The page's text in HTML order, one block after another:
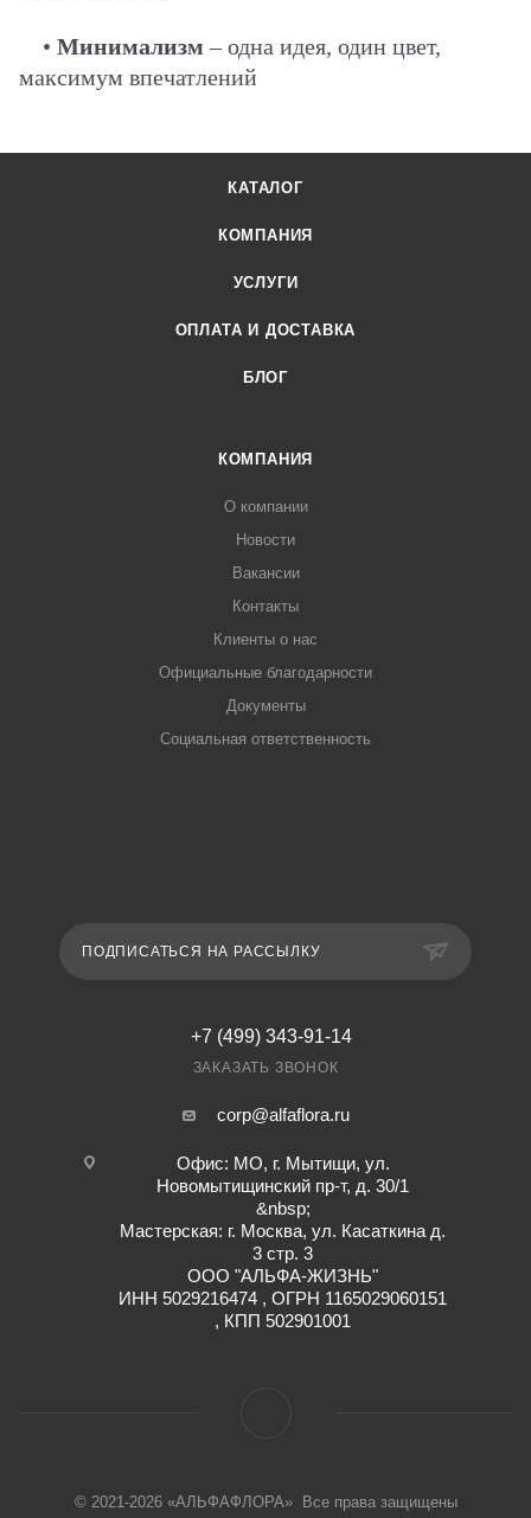
• Минимализм– одна идея, один цвет,
максимум впечатлений
КАТАЛОГ
КОМПАНИЯ
УСЛУГИ
ОПЛАТА И ДОСТАВКА
БЛОГ
КОМПАНИЯ
О компании
Новости
Вакансии
Контакты
Клиенты о нас
Официальные благодарности
Документы
Социальная ответственность
ПОДПИСАТЬСЯ НА РАССЫЛКУ
+7 (499) 343-91-14
ЗАКАЗАТЬ ЗВОНОК
corp@alfaflora.ru
Офис: МО, г. Мытищи, ул.
Новомытищинский пр-т, д. 30/1
&nbsp;
Мастерская: г. Москва, ул. Касаткина д.
3 стр. 3
ООО "АЛЬФА-ЖИЗНЬ"
ИНН 5029216474 , ОГРН 1165029060151
, КПП 502901001
© 2021-2026 «АЛЬФАФЛОРА» Все права защищены